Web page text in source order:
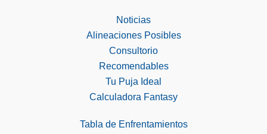
Noticias
Alineaciones Posibles
Consultorio
Recomendables
Tu Puja Ideal
Calculadora Fantasy
Tabla de Enfrentamientos